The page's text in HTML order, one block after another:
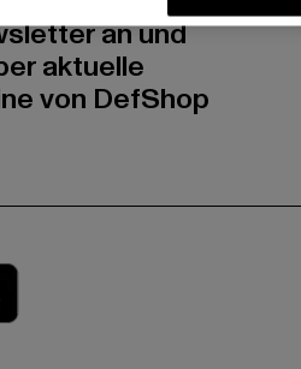
an und
aktuelle
von DefShop